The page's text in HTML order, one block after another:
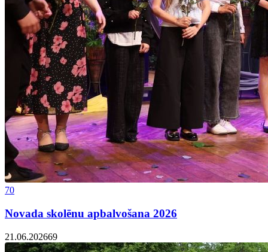
70
Novada skolēnu apbalvošana 2026
21.06.202669